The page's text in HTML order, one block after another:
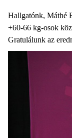
Hallgatónk, Máthé
+60-66 kg-osok
Gratulálunk az